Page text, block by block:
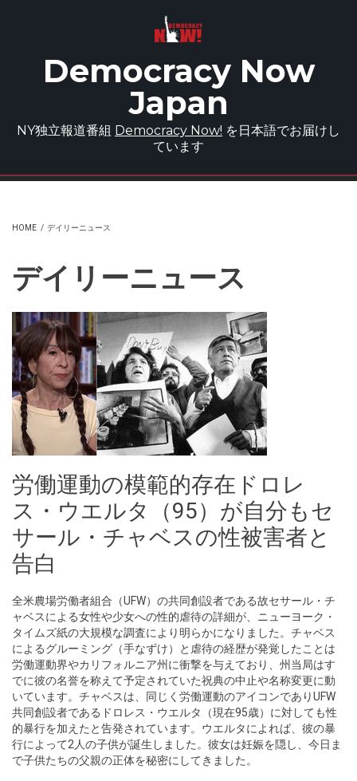
Democracy Now
Japan
NY独立報道番組 Democracy Now! を日本語でお届けし
ています
HOME / デイリーニュース
デイリーニュース
労働運動の模範的存在ドロレ
ス・ウエルタ（95）が自分もセ
サール・チャベスの性被害者と
告白
全米農場労働者組合（UFW）の共同創設者である故セサール・チ
ャベスによる女性や少女への性的虐待の詳細が、ニューヨーク・
タイムズ紙の大規模な調査により明らかになりました。チャベス
によるグルーミング（手なずけ）と虐待の経歴が発覚したことは
労働運動界やカリフォルニア州に衝撃を与えており、州当局はす
でに彼の名誉を称えて予定されていた祝典の中止や名称変更に動
いています。チャベスは、同じく労働運動のアイコンでありUFW
共同創設者であるドロレス・ウエルタ（現在95歳）に対しても性
的暴行を加えたと告発されています。ウエルタによれば、彼の暴
行によって2人の子供が誕生しました。彼女は妊娠を隠し、今日ま
で子供たちの父親の正体を秘密にしてきました。